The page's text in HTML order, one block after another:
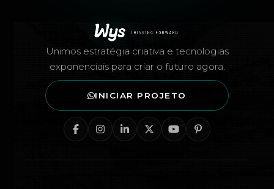
Unimos estratégia criativa e tecnologias
exponenciais para criar o futuro agora.
INICIAR PROJETO